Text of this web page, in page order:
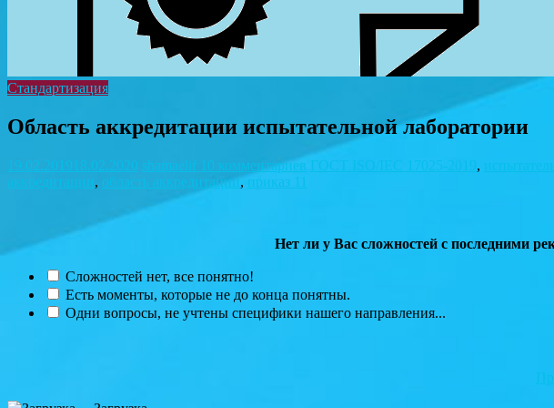
Стандартизация
Область аккредитации испытательной лаборатории
19.02.2019 18.02.2020 shamaelif 10 комментариев ГОСТ ISO/IEC 17025-2019 ,
аккредитации, область аккредитации, приказ 11
Нет ли у Вас сложностей с последними
Сложностей нет, все понятно!
Есть моменты, которые не до конца понятны.
Одни вопросы, не учтены специфики нашего направления...